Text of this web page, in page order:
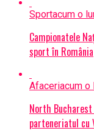
Sportacum o
Campionatele
sport în România
Afaceriacum o
North
parteneriatul cu